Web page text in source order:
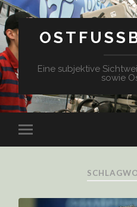
Eine subjektive
sowie